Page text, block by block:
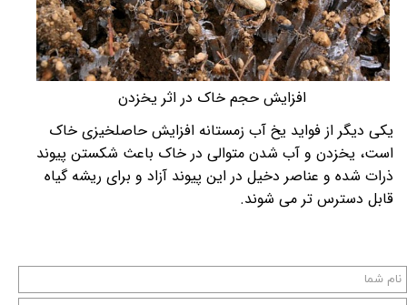
افزایش حجم خاک در اثر یخزدن
یکی دیگر از فواید یخ آب زمستانه افزایش حاصلخیزی خاک
است، یخزدن و آب شدن متوالی در خاک باعث شکستن پیوند
ذرات شده و عناصر دخیل در این پیوند آزاد و برای ریشه گیاه
قابل دسترس تر می شوند.